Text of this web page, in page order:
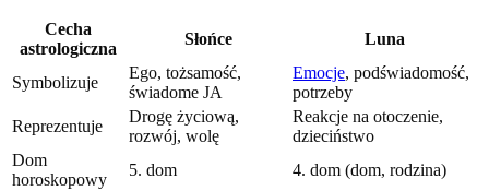
Cecha
astrologiczna
Słońce Luna
Symbolizuje
Ego, tożsamość,
świadome JA
Emocje, podświadomość,
potrzeby
Reprezentuje
Drogę życiową,
rozwój, wolę
Reakcje na otoczenie,
dzieciństwo
Dom
horoskopowy
5. dom
4. dom (dom, rodzina)